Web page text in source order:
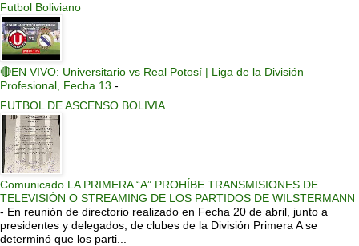
Futbol Boliviano
🔴EN VIVO: Universitario vs Real Potosí | Liga de la División
Profesional, Fecha 13 -
FUTBOL DE ASCENSO BOLIVIA
Comunicado LA PRIMERA “A” PROHÍBE TRANSMISIONES DE
TELEVISIÓN O STREAMING DE LOS PARTIDOS DE WILSTERMANN
- En reunión de directorio realizado en Fecha 20 de abril, junto a
presidentes y delegados, de clubes de la División Primera A se
determinó que los parti...